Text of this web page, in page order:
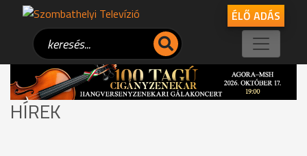
ÉLŐ ADÁS
HÍREK